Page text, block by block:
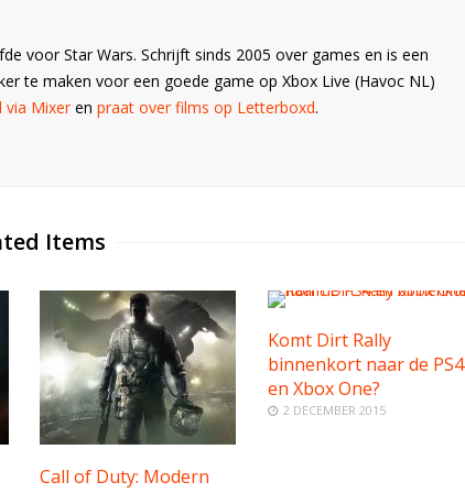
voor Star Wars. Schrijft sinds 2005 over games en is een
te maken voor een goede game op Xbox Live (Havoc NL)
via Mixeren praat over films op Letterboxd.
Items
Call of Duty: Modern
Komt Dirt Rally
binnenkort naar de PS4
en Xbox One?
2 DECEMBER 2015